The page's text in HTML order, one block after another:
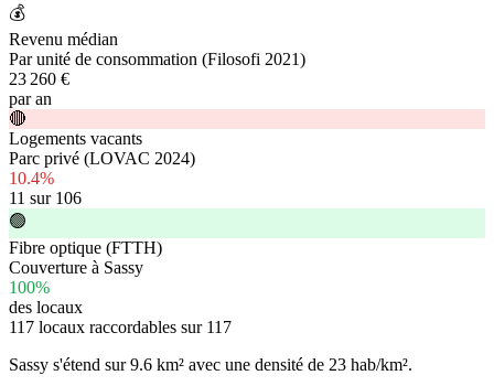
💰
Revenu médian
Par unité de consommation (Filosofi 2021)
23 260 €
par an
🔴
Logements vacants
Parc privé (LOVAC 2024)
10.4%
11 sur 106
🟢
Fibre optique (FTTH)
Couverture à Sassy
100%
des locaux
117 locaux raccordables sur 117
Sassy s'étend sur9.6 km² avec une densité de 23 hab/km².